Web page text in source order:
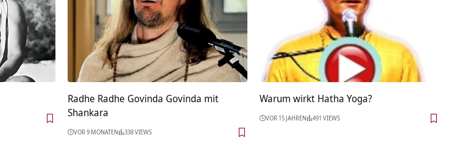
Radhe Radhe Govinda Govinda mit
Shankara
VOR 9 MONATEN 338 VIEWS
Warum wirkt Hatha Yoga?
VOR 15 JAHREN 491 VIEWS